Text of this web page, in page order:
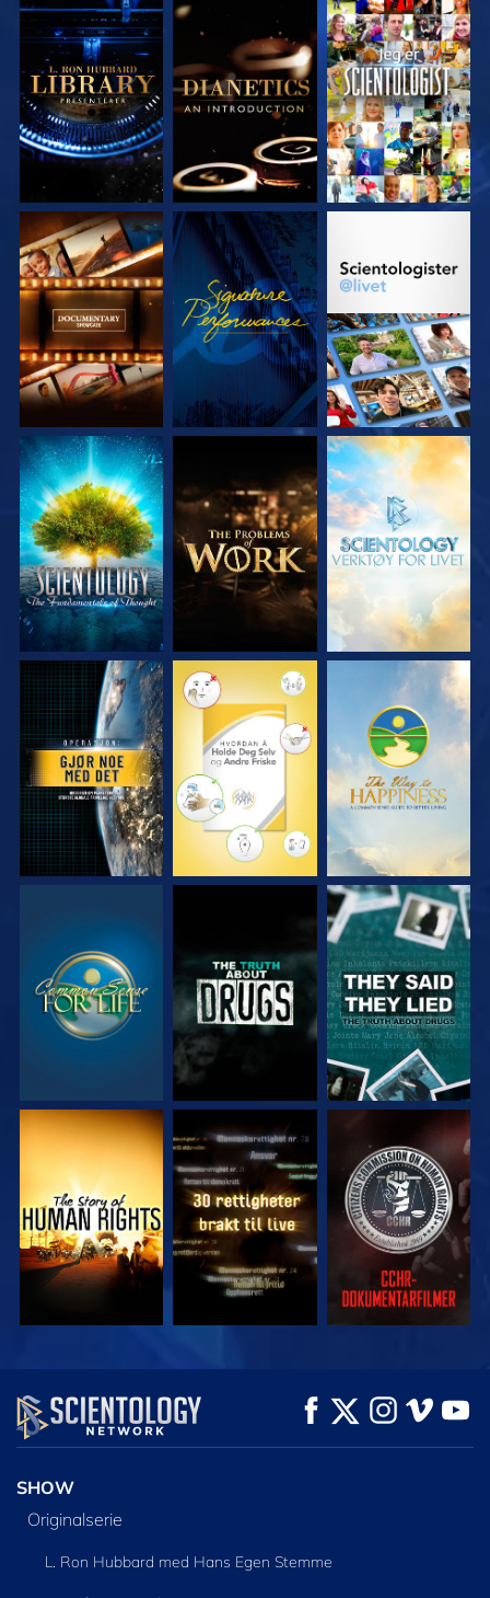
UTFORSK SERIEN UTFORSK SERIEN SE
UTFORSK SERIEN SE UTFORSK SERIEN
UTFORSK SERIEN UTFORSK SERIEN UTFORSK SERIEN
SE SE SE
SE SE
SE SE SE
SE UTFORSK SERIEN
SHOW
Originalserie
L. Ron Hubbard med Hans Egen Stemme